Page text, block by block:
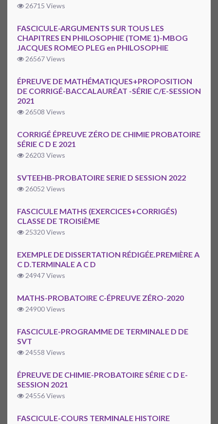
26715 Views
FASCICULE-ARGUMENTS SUR TOUS LES
CHAPITRES EN PHILOSOPHIE (TOME 1)-MBOG
JACQUES ROMEO PLEG en PHILOSOPHIE
26567 Views
ÉPREUVE DE MATHÉMATIQUES+PROPOSITION
DE CORRIGÉ-BACCALAURÉAT -SÉRIE C/E-SESSION
2021
26508 Views
CORRIGÉ ÉPREUVE ZÉRO DE CHIMIE PROBATOIRE
SÉRIE C D E 2021
26203 Views
SVTEEHB-PROBATOIRE SERIE D SESSION 2022
26052 Views
FASCICULE MATHS (EXERCICES+CORRIGÉS)
CLASSE DE TROISIÈME
25320 Views
EXEMPLE DE DISSERTATION RÉDIGÉE.PREMIÈRE A
C D.TERMINALE A C D
24947 Views
MATHS-PROBATOIRE C-ÉPREUVE ZÉRO-2020
24900 Views
FASCICULE-PROGRAMME DE TERMINALE D DE
SVT
24558 Views
ÉPREUVE DE CHIMIE-PROBATOIRE SÉRIE C D E-
SESSION 2021
24556 Views
FASCICULE-COURS TERMINALE HISTOIRE